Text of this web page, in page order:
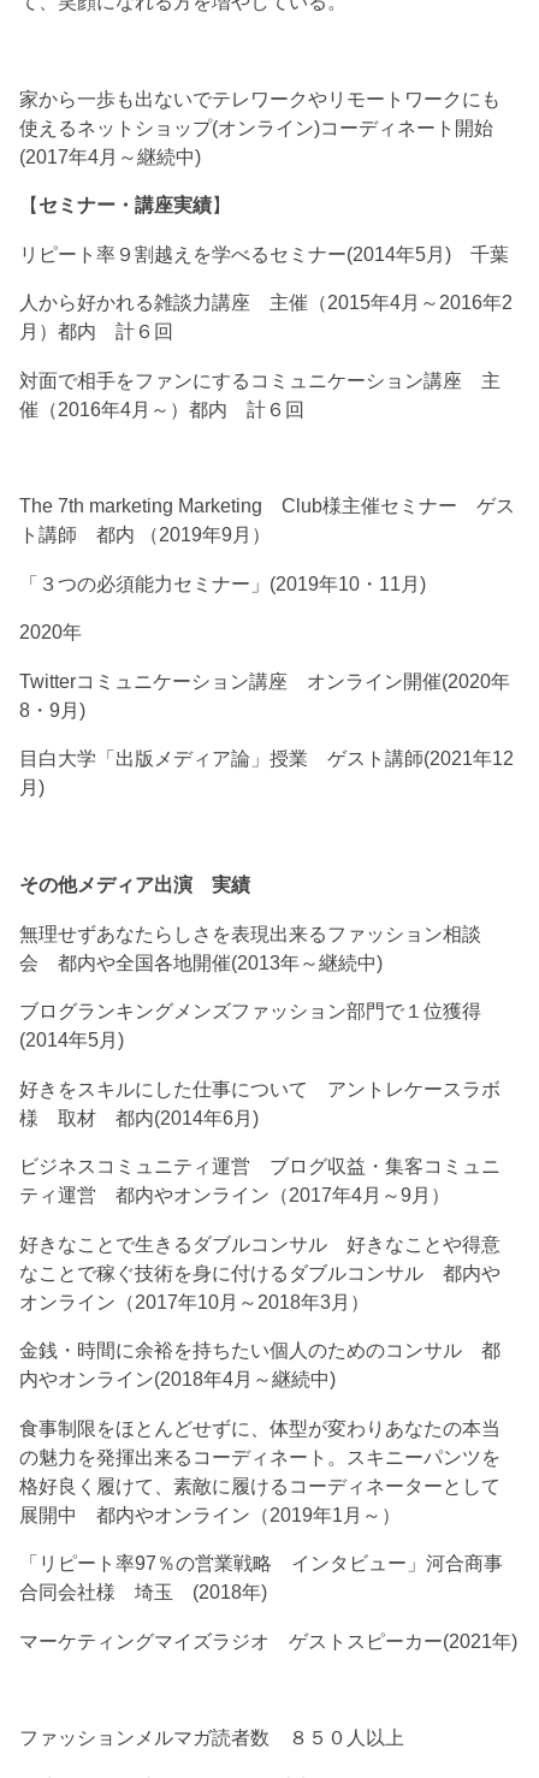
家から一歩も出ないでテレワークやリモートワークにも
使えるネットショップ(オンライン)コーディネート開始
(2017年4月～継続中)
【セミナー・講座実績】
リピート率９割越えを学べるセミナー(2014年5月) 千葉
人から好かれる雑談力講座 主催（2015年4月～2016年2
月）都内 計６回
対面で相手をファンにするコミュニケーション講座 主
催（2016年4月～）都内 計６回
The 7th marketing Marketing Club様主催セミナー ゲス
ト講師 都内 （2019年9月）
「３つの必須能力セミナー」(2019年10・11月)
2020年
Twitterコミュニケーション講座 オンライン開催(2020年
8・9月)
目白大学「出版メディア論」授業 ゲスト講師(2021年12
月)
その他メディア出演 実績
無理せずあなたらしさを表現出来るファッション相談
会 都内や全国各地開催(2013年～継続中)
ブログランキングメンズファッション部門で１位獲得
(2014年5月)
好きをスキルにした仕事について アントレケースラボ
様 取材 都内(2014年6月)
ビジネスコミュニティ運営 ブログ収益・集客コミュニ
ティ運営 都内やオンライン（2017年4月～9月）
好きなことで生きるダブルコンサル 好きなことや得意
なことで稼ぐ技術を身に付けるダブルコンサル 都内や
オンライン（2017年10月～2018年3月）
金銭・時間に余裕を持ちたい個人のためのコンサル 都
内やオンライン(2018年4月～継続中)
食事制限をほとんどせずに、体型が変わりあなたの本当
の魅力を発揮出来るコーディネート。スキニーパンツを
格好良く履けて、素敵に履けるコーディネーターとして
展開中 都内やオンライン（2019年1月～）
「リピート率97％の営業戦略 インタビュー」河合商事
合同会社様 埼玉 (2018年)
マーケティングマイズラジオ ゲストスピーカー(2021年)
ファッションメルマガ読者数 ８５０人以上